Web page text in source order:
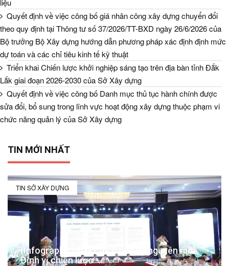
liệu
Quyết định về việc công bố giá nhân công xây dựng chuyển đổi
theo quy định tại Thông tư số 37/2026/TT-BXD ngày 26/6/2026 của
Bộ trưởng Bộ Xây dựng hướng dẫn phương pháp xác định định mức
dự toán và các chỉ tiêu kinh tế kỹ thuật
Triển khai Chiến lược khởi nghiệp sáng tạo trên địa bàn tỉnh Đắk
Lắk giai đoạn 2026-2030 của Sở Xây dựng
Quyết định về việc công bố Danh mục thủ tục hành chính được
sửa đổi, bổ sung trong lĩnh vực hoạt động xây dựng thuộc phạm vi
chức năng quản lý của Sở Xây dựng
TIN MỚI NHẤT
TIN SỞ XÂY DỰNG
(Infographic) Đắk Lắk trong kỷ nguyên mới:
Định vị chiến lược -...